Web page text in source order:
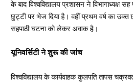
के बाद विश्वविद्यालय प्रशासन ने
छुट्टी पर भेज दिया है। वहीं प्रथम वर्ष का
सहपाठी घटना को लेकर अवाक है।
यूनिवर्सिटी ने शुरू की जांच
विश्वविद्यालय के कार्यवाहक कुलपति तापस